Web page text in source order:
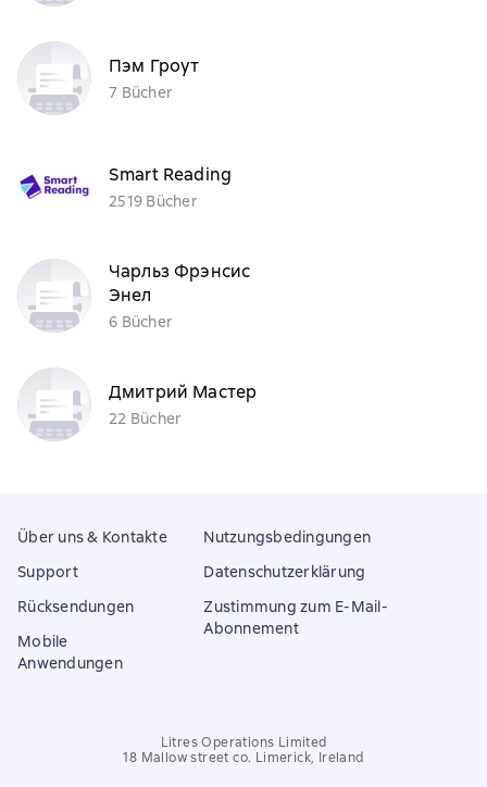
Пэм Гроут
7 Bücher
Smart Reading
2519 Bücher
Чарльз Фрэнсис
Энел
6 Bücher
Дмитрий Мастер
22 Bücher
Über uns & Kontakte
Support
Rücksendungen
Mobile
Anwendungen
Nutzungsbedingungen
Datenschutzerklärung
Zustimmung zum E-Mail-
Abonnement
Litres Operations Limited
18 Mallow street co. Limerick, Ireland